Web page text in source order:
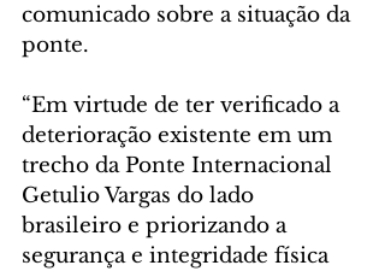
comunicado sobre a situação da
ponte.
“Em virtude de ter verificado a
deterioração existente em um
trecho da Ponte Internacional
Getulio Vargas do lado
brasileiro e priorizando a
segurança e integridade física